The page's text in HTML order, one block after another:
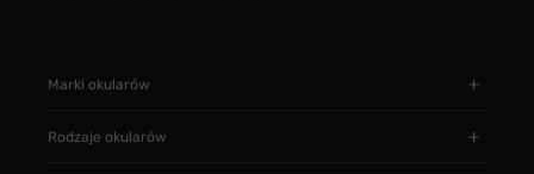
Marki okularów
Rodzaje okularów